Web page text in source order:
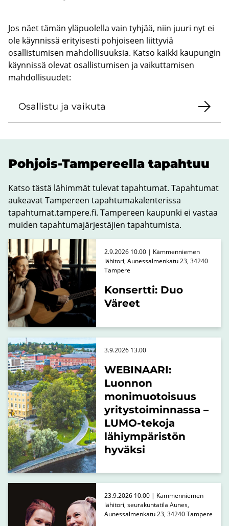
Jos näet tämän yläpuolella vain tyhjää, niin juuri nyt ei
ole käynnissä erityisesti pohjoiseen liittyviä
osallistumisen mahdollisuuksia. Katso kaikki kaupungin
käynnissä olevat osallistumisen ja vaikuttamisen
mahdollisuudet:
Osal­lis­tu ja vai­ku­ta
Pohjois-​Tampereella ta­pah­tuu
Katso tästä lähimmät tulevat tapahtumat. Tapahtumat
aukeavat Tampereen tapahtumakalenterissa
tapahtumat.tampere.fi. Tampereen kaupunki ei vastaa
muiden tapahtumajärjestäjien tapahtumista.
Konsertti: Duo
Väreet
2.9.2026 10.00 | Kämmenniemen
lähitori, Aunessalmenkatu 23, 34240
Tampere
WEBINAARI:
Luonnon
monimuotoisuus
yritystoiminnassa –
LUMO-tekoja
lähiympäristön
hyväksi
3.9.2026 13.00
23.9.2026 10.00 | Kämmenniemen
lähitori, seurakuntatila Aunes,
Aunessalmenkatu 23, 34240 Tampere